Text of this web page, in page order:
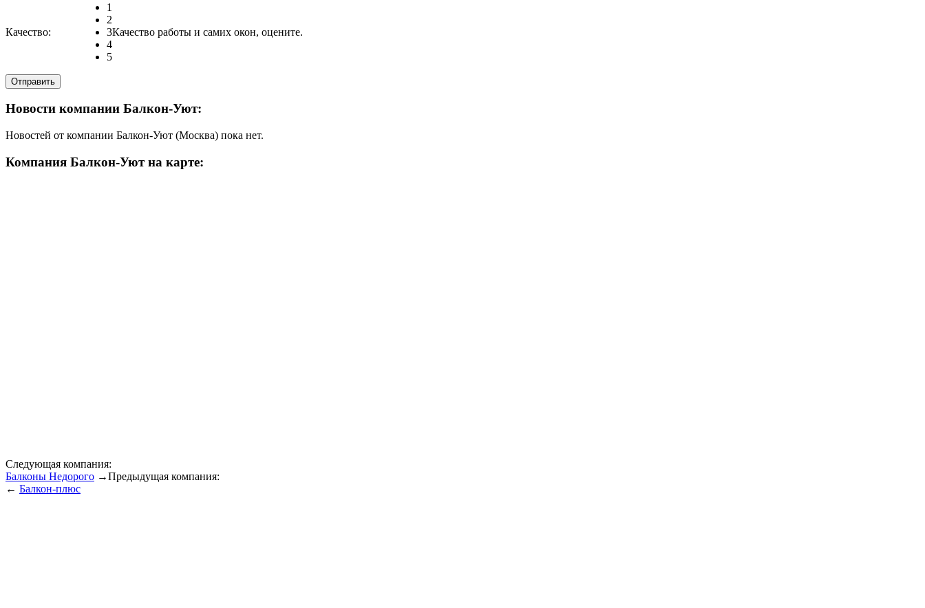
Качество:
1
2
3
4
5
Качество работы и самих окон, оцените.
Новости компании Балкон-Уют:
Новостей от компании Балкон-Уют (Москва) пока нет.
Компания Балкон-Уют на карте:
Следующая компания:
Балконы Недорого →Предыдущая компания:
← Балкон-плюс